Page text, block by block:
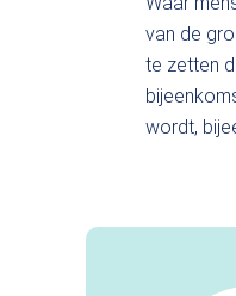
van de
te zetten
wordt,